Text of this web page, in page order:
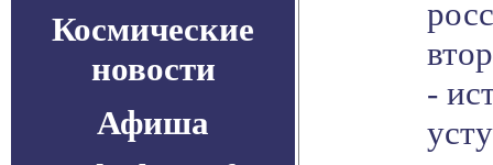
Космические
новости
Афиша
-